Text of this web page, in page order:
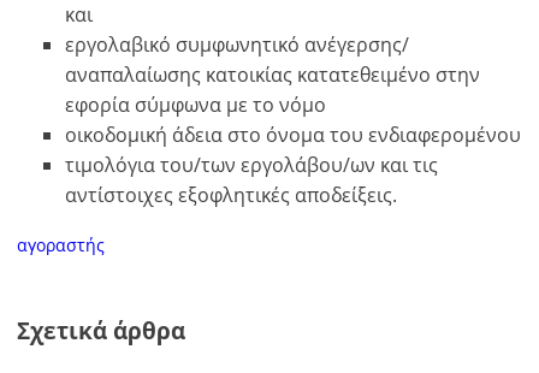
και
εργολαβικό συμφωνητικό ανέγερσης/
αναπαλαίωσης κατοικίας κατατεθειμένο στην
εφορία σύμφωνα με το νόμο
οικοδομική άδεια στο όνομα του ενδιαφερομένου
τιμολόγια του/των εργολάβου/ων και τις
αντίστοιχες εξοφλητικές αποδείξεις.
αγοραστής
Σχετικά άρθρα